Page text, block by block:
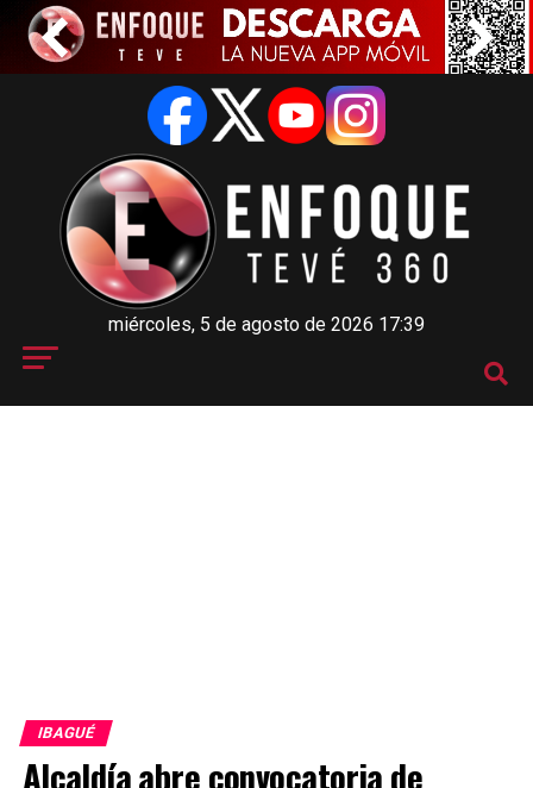
miércoles, 5 de agosto de 2026 17:39
IBAGUÉ
Alcaldía abre convocatoria de